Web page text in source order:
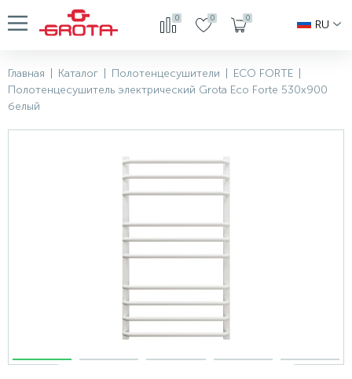
0 0 0
RU
Главная Каталог Полотенцесушители ECO FORTE
Полотенцесушитель электрический Grota Eco Forte 530x900
белый